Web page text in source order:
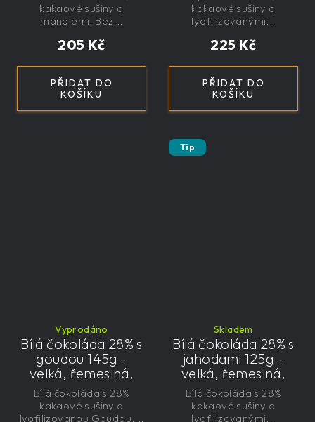
exkluzivní, dárková
205 Kč
PŘIDAT DO
KOŠÍKU
kakaové sušiny a
mandlemi. Bez...
exkluzivní, dárková
225 Kč
PŘIDAT DO
KOŠÍKU
kakaové sušiny a
lyofilizovanými...
Vyprodáno
Bílá čokoláda 28% s
goudou 145g -
velká, řemeslná,
exkluzivní, dárková
Bílá čokoláda s 28%
kakaové sušiny a
lyofilizovanou Goudou....
Tip
Skladem
Bílá čokoláda 28% s
jahodami 125g -
velká, řemeslná,
exkluzivní, dárková
Bílá čokoláda s 28%
kakaové sušiny a
lyofilizovanými...